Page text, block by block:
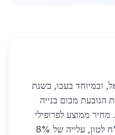
ובמיוחד בעכו, בשנת
הנובעת מבום בנייה
מחיר ממוצע לפרופילי
פלדה עומד על 4400 ש"ח לטון, עלייה של 8%